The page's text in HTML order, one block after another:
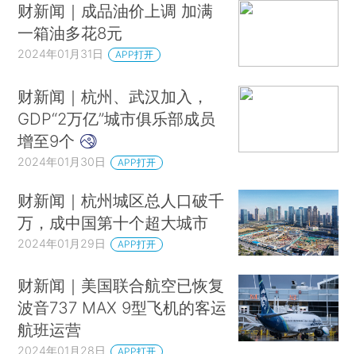
财新闻｜成品油价上调 加满
一箱油多花8元
2024年01月31日 APP打开
财新闻｜杭州、武汉加入，
GDP“2万亿”城市俱乐部成员
增至9个
2024年01月30日 APP打开
财新闻｜杭州城区总人口破千
万，成中国第十个超大城市
2024年01月29日 APP打开
财新闻｜美国联合航空已恢复
波音737 MAX 9型飞机的客运
航班运营
2024年01月28日 APP打开